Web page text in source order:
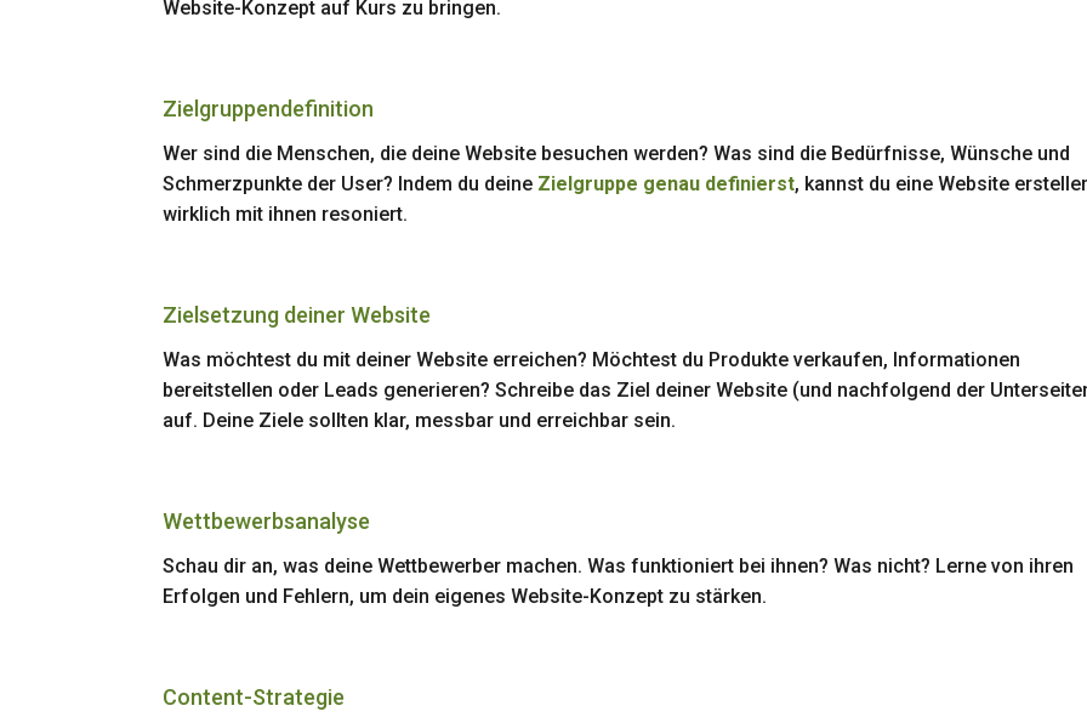
Website-Konzept auf Kurs zu bringen.
Zielgruppendefinition
Wer sind die Menschen, die deine Website besuchen werden? Was sind die Bedürfnisse, Wünsche und
Schmerzpunkte der User? Indem du deine Zielgruppe genau definierst, kannst du eine Website
wirklich mit ihnen resoniert.
Zielsetzung deiner Website
Was möchtest du mit deiner Website erreichen? Möchtest du Produkte verkaufen, Informationen
bereitstellen oder Leads generieren? Schreibe das Ziel deiner Website (und nachfolgend der
auf. Deine Ziele sollten klar, messbar und erreichbar sein.
Wettbewerbsanalyse
Schau dir an, was deine Wettbewerber machen. Was funktioniert bei ihnen? Was nicht? Lerne von ihren
Erfolgen und Fehlern, um dein eigenes Website-Konzept zu stärken.
Content-Strategie